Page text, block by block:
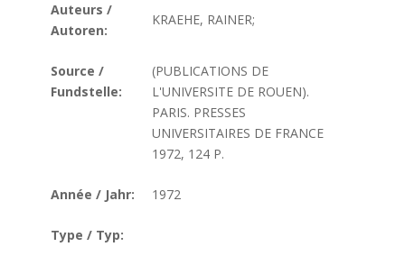
Auteurs /
Autoren:
KRAEHE, RAINER;
Source /
Fundstelle:
(PUBLICATIONS DE
L'UNIVERSITE DE ROUEN).
PARIS. PRESSES
UNIVERSITAIRES DE FRANCE
1972, 124 P.
Année / Jahr: 1972
Type / Typ: